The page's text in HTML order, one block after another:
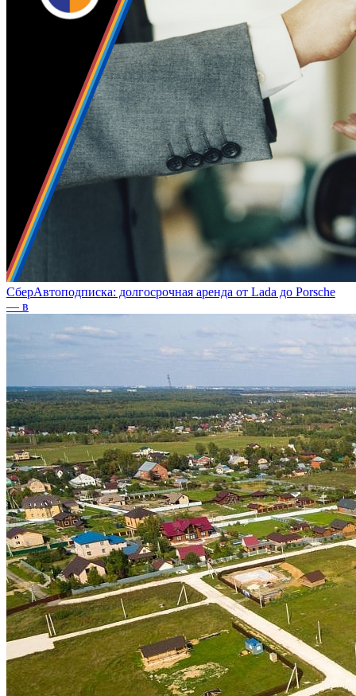
СберАвтоподписка: долгосрочная аренда от Lada до Porsche
— в